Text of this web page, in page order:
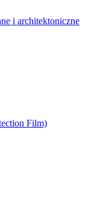
Film)